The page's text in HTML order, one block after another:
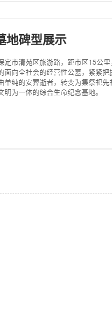
地碑型展示
定市清苑区旅游路，距市区15公
面向全社会的经营性公墓，紧紧
单纯的安葬逝者，转变为集祭祀
为一体的综合生命纪念基地。